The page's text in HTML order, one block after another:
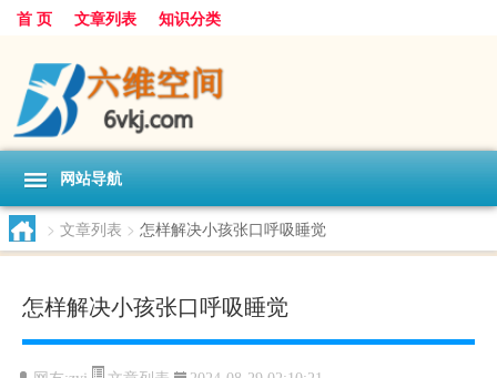
首 页 文章列表 知识分类
网站导航
> 文章列表 > 怎样解决小孩张口呼吸睡觉
怎样解决小孩张口呼吸睡觉